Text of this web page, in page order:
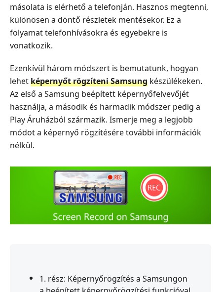
másolata is elérhető a telefonján. Hasznos megtenni,
különösen a döntő részletek mentésekor. Ez a
folyamat telefonhívásokra és egyebekre is
vonatkozik.
Ezenkívül három módszert is bemutatunk, hogyan
lehetképernyőt rögzíteni Samsung készülékeken.
Az első a Samsung beépített képernyőfelvevőjét
használja, a második és harmadik módszer pedig a
Play Áruházból származik. Ismerje meg a legjobb
módot a képernyő rögzítésére további információk
nélkül.
1. rész: Képernyőrögzítés a Samsungon